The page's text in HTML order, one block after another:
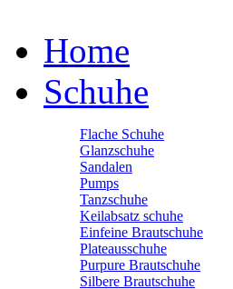
Home
Schuhe
Flache Schuhe
Glanzschuhe
Sandalen
Pumps
Tanzschuhe
Keilabsatz schuhe
Einfeine Brautschuhe
Plateausschuhe
Purpure Brautschuhe
Silbere Brautschuhe